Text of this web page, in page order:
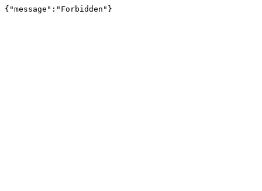
{"message":"Forbidden"}